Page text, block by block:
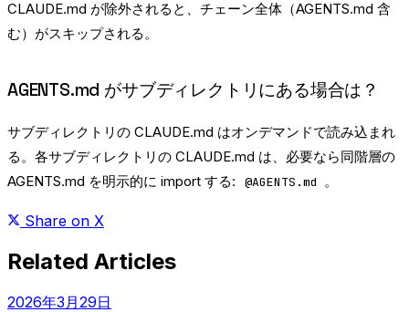
CLAUDE.md が除外されると、チェーン全体（AGENTS.md 含
む）がスキップされる。
AGENTS.md がサブディレクトリにある場合は？
サブディレクトリの CLAUDE.md はオンデマンドで読み込まれ
る。各サブディレクトリの CLAUDE.md は、必要なら同階層の
AGENTS.md を明示的に import する:
@AGENTS.md 。
Share on X
Related Articles
2026年3月29日